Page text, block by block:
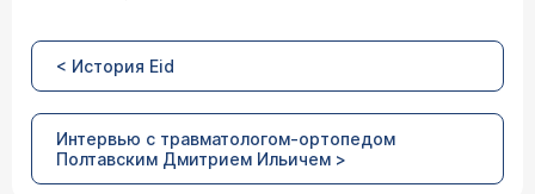
< История Eid
Интервью с травматологом-ортопедом
Полтавским Дмитрием Ильичем >